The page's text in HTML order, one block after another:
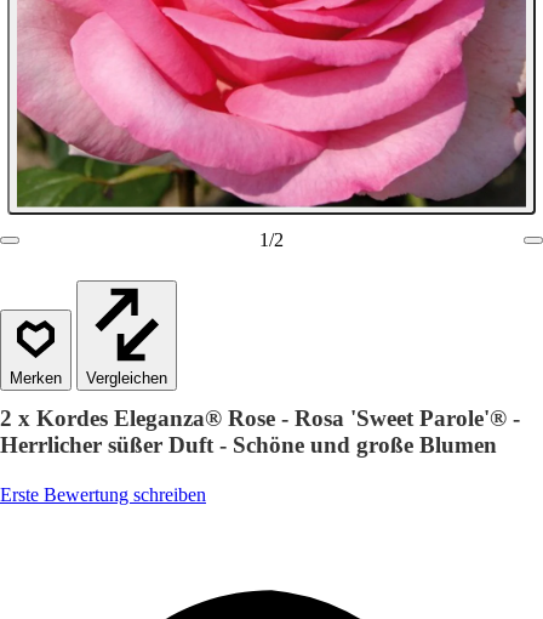
1/2
Vergleichen
2 x Kordes Eleganza® Rose - Rosa 'Sweet Parole'® -
Herrlicher süßer Duft - Schöne und große Blumen
Erste Bewertung schreiben